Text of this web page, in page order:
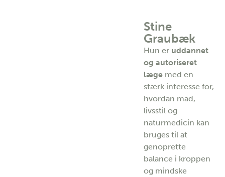
Stine
Graubæk
Hun er uddannet
og autoriseret
læge med en
stærk interesse for,
hvordan mad,
livsstil og
naturmedicin kan
bruges til at
genoprette
balance i kroppen
og mindske